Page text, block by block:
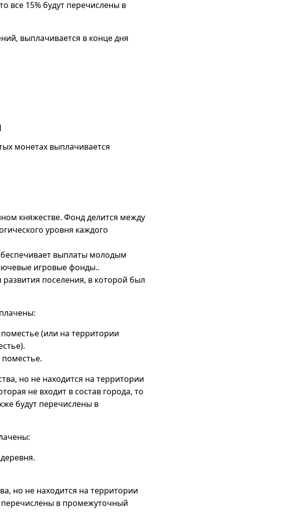
все 15% будут перечислены в
выплачивается в конце дня
монетах выплачивается
княжестве. Фонд делится между
уровня каждого
выплаты молодым
игровые фонды..
поселения, в которой был
(или на территории
но не находится на территории
не входит в состав города, то
будут перечислены в
но не находится на территории
перечислены в промежуточный